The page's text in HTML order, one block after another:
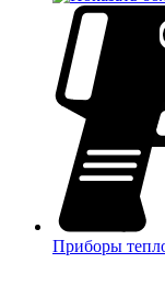
Приборы